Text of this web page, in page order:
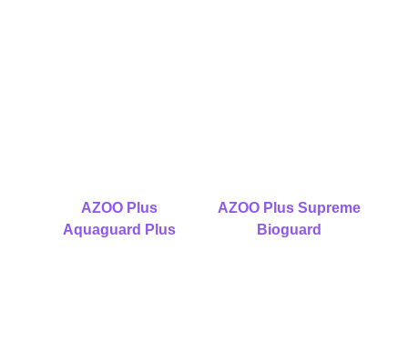
AZOO Plus
Aquaguard Plus
AZOO Plus Supreme
Bioguard